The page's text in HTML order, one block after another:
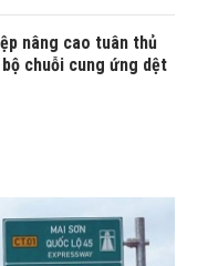
nâng cao tuân thủ
chuỗi cung ứng dệt